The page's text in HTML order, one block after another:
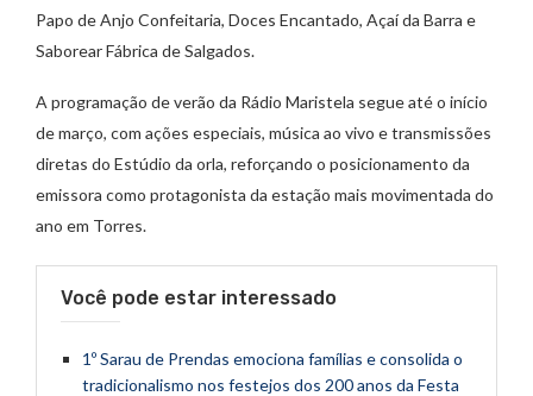
Papo de Anjo Confeitaria, Doces Encantado, Açaí da Barra e
Saborear Fábrica de Salgados.
A programação de verão da Rádio Maristela segue até o início
de março, com ações especiais, música ao vivo e transmissões
diretas do Estúdio da orla, reforçando o posicionamento da
emissora como protagonista da estação mais movimentada do
ano em Torres.
Você pode estar interessado
1º Sarau de Prendas emociona famílias e consolida o
tradicionalismo nos festejos dos 200 anos da Festa